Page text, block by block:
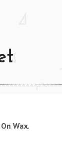
SLOW
Wax.